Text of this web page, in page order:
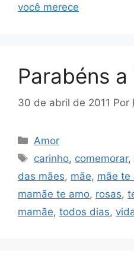
você merece
Parabéns
30 de abril de 2011 Por
Categorias
Amor
Tags
carinho, comemorar,
das mães, mãe, mãe te
mamãe te amo, rosas,
mamãe, todos dias,